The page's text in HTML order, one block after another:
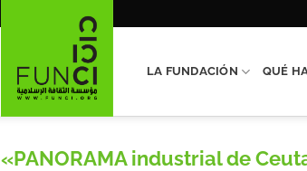
LA FUNDACIÓN QUÉ
«PANORAMA industrial de